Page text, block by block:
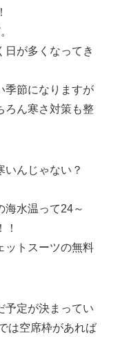
日が多くなってき
季節になりますが
ろん寒さ対策も整
いんじゃない？
海水温って24～
ットスーツの無料
予定が決まってい
は空席枠があれば